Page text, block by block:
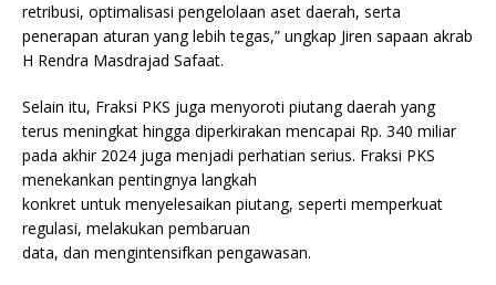
retribusi, optimalisasi pengelolaan aset daerah, serta
penerapan aturan yang lebih tegas,” ungkap Jiren sapaan akrab
H Rendra Masdrajad Safaat.
Selain itu, Fraksi PKS juga menyoroti piutang daerah yang
terus meningkat hingga diperkirakan mencapai Rp. 340 miliar
pada akhir 2024 juga menjadi perhatian serius. Fraksi PKS
menekankan pentingnya langkah
konkret untuk menyelesaikan piutang, seperti memperkuat
regulasi, melakukan pembaruan
data, dan mengintensifkan pengawasan.